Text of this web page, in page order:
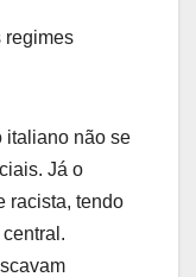
regimes
italiano não se
Já o
racista, tendo